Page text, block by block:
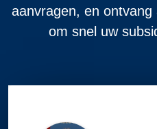
aanvragen, en
om snel uw